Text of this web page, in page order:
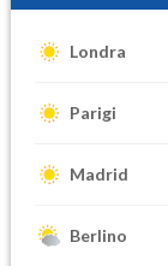
Londra
Parigi
Madrid
Berlino